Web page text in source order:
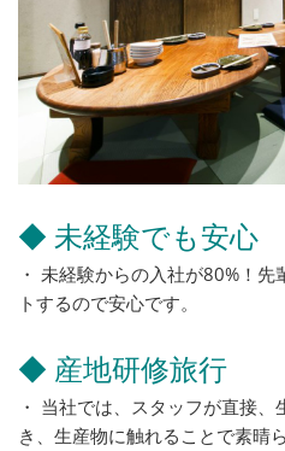
◆ 未経験でも安心
・ 未経験からの入社が80%！
トするので安心です。
◆ 産地研修旅行
・ 当社では、スタッフが直接
き、生産物に触れることで素晴